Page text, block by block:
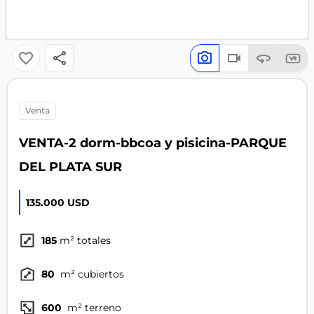
venta
VENTA-2 dorm-bbcoa y pisicina-PARQUE
DEL PLATA SUR
135.000 USD
185 m² totales
80 m² cubiertos
600 m² terreno